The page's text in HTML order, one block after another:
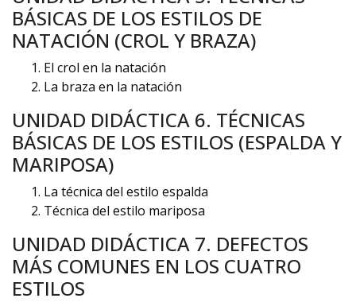
BÁSICAS DE LOS ESTILOS DE
NATACIÓN (CROL Y BRAZA)
El crol en la natación
La braza en la natación
UNIDAD DIDÁCTICA 6. TÉCNICAS
BÁSICAS DE LOS ESTILOS (ESPALDA Y
MARIPOSA)
La técnica del estilo espalda
Técnica del estilo mariposa
UNIDAD DIDÁCTICA 7. DEFECTOS
MÁS COMUNES EN LOS CUATRO
ESTILOS